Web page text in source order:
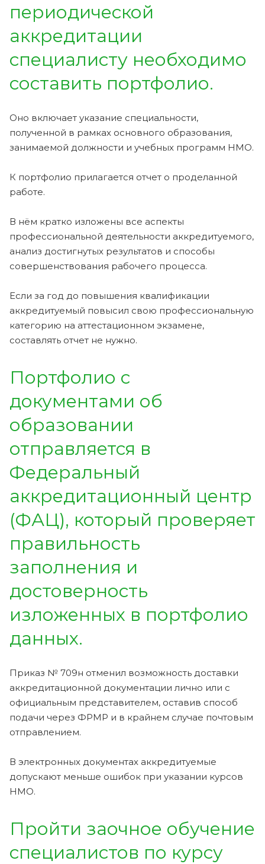
периодической
аккредитации
специалисту необходимо
составить портфолио.
Оно включает указание специальности,
полученной в рамках основного образования,
занимаемой должности и учебных программ НМО.
К портфолио прилагается отчет о проделанной
работе.
В нём кратко изложены все аспекты
профессиональной деятельности аккредитуемого,
анализ достигнутых результатов и способы
совершенствования рабочего процесса.
Если за год до повышения квалификации
аккредитуемый повысил свою профессиональную
категорию на аттестационном экзамене,
составлять отчет не нужно.
Портфолио с
документами об
образовании
отправляется в
Федеральный
аккредитационный центр
(ФАЦ), который проверяет
правильность
заполнения и
достоверность
изложенных в портфолио
данных.
Приказ № 709н отменил возможность доставки
аккредитационной документации лично или с
официальным представителем, оставив способ
подачи через ФРМР и в крайнем случае почтовым
отправлением.
В электронных документах аккредитуемые
допускают меньше ошибок при указании курсов
НМО.
Пройти заочное обучение
специалистов по курсу